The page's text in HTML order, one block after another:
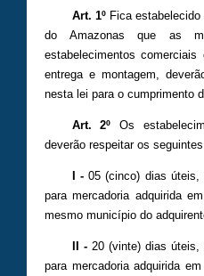
Art. 1ºFica estabelecido
do Amazonas que as
estabelecimentos
entrega e montagem,
nesta lei para o cumprimento
Art. 2º Os
deverão respeitar os
I -05 (cinco) dias úteis,
para mercadoria adquirida
mesmo município do
II -20 (vinte) dias úteis,
para mercadoria adquirida